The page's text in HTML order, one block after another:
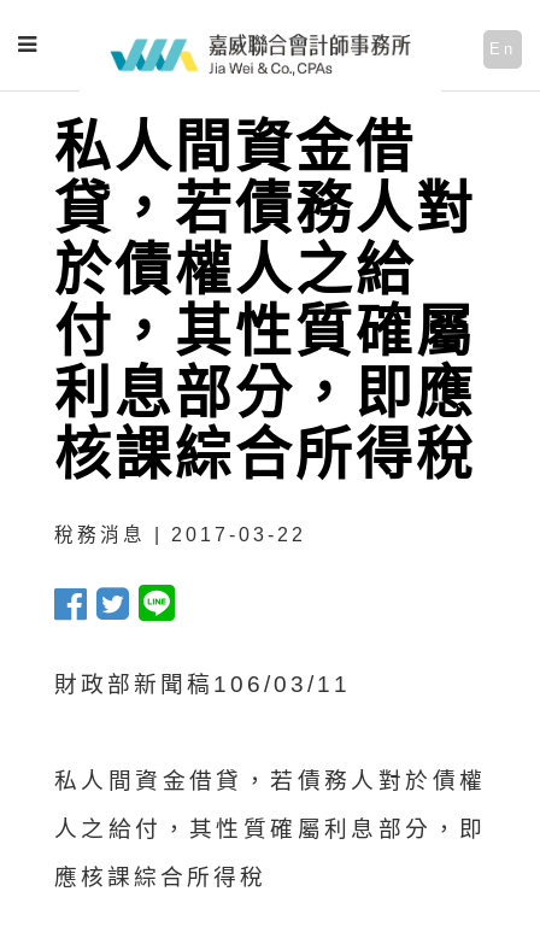
En
私人間資金借
貸，若債務人對
於債權人之給
付，其性質確屬
利息部分，即應
核課綜合所得稅
稅務消息 | 2017-03-22
財政部新聞稿106/03/11
私人間資金借貸，若債務人對於債權
人之給付，其性質確屬利息部分，即
應核課綜合所得稅